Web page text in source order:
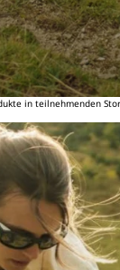
in teilnehmenden